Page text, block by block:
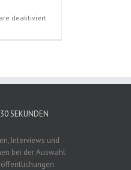
deaktiviertfür
Davis)
SEKUNDEN
Interviews und
bei der Auswahl